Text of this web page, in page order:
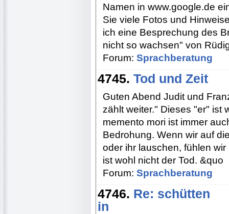
Namen in www.google.de
Sie viele Fotos und
ich eine Besprechung des
nicht so wachsen" von
Forum: Sprachberatung
4745. Tod und Zeit
Guten Abend Judit und
zählt weiter." Dieses "er" ist
memento mori ist immer
Bedrohung. Wenn wir auf
oder ihr lauschen, fühlen
ist wohl nicht der Tod. &quo
Forum: Sprachberatung
4746. Re: schütten
in